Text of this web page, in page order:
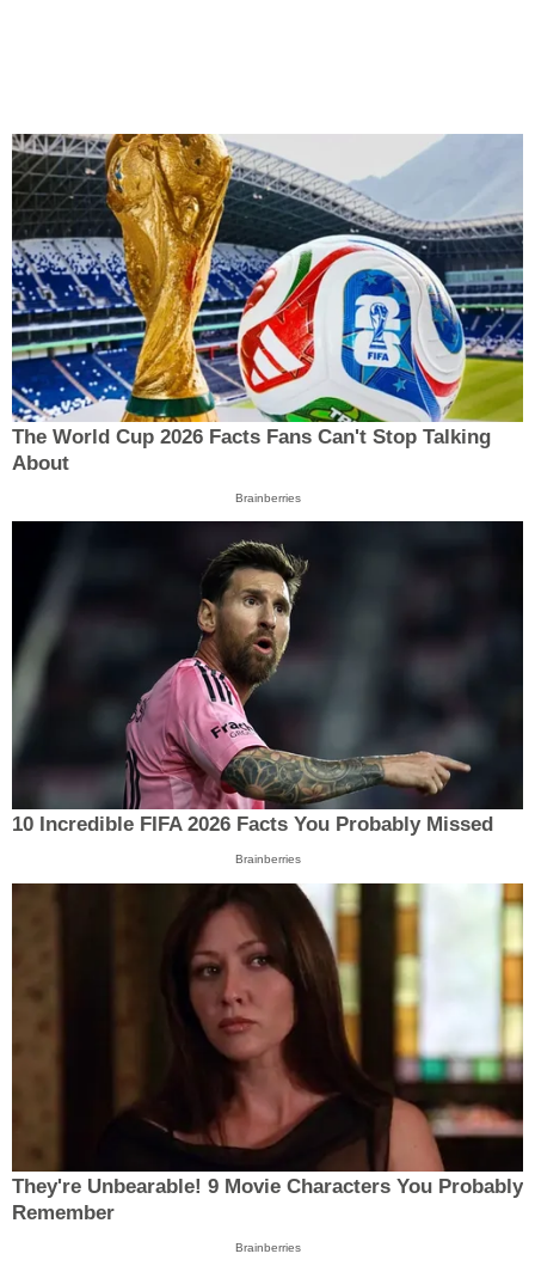
The World Cup 2026 Facts Fans Can't Stop Talking
About
Brainberries
10 Incredible FIFA 2026 Facts You Probably Missed
Brainberries
They're Unbearable! 9 Movie Characters You Probably
Remember
Brainberries